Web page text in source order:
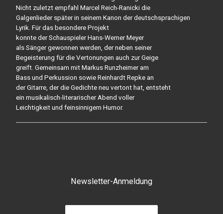
Nicht zuletzt empfahl Marcel Reich-Ranicki die
Galgenlieder später in seinem Kanon der deutschsprachigen
Lyrik. Für das besondere Projekt
konnte der Schauspieler Hans-Werner Meyer
als Sänger gewonnen werden, der neben seiner
Begeisterung für die Vertonungen auch zur Geige
greift. Gemeinsam mit Markus Runzheimer am
Bass und Perkussion sowie Reinhardt Repke an
der Gitarre, der die Gedichte neu vertont hat, entsteht
ein musikalisch-literarischer Abend voller
Leichtigkeit und feinsinnigem Humor.
Newsletter-Anmeldung